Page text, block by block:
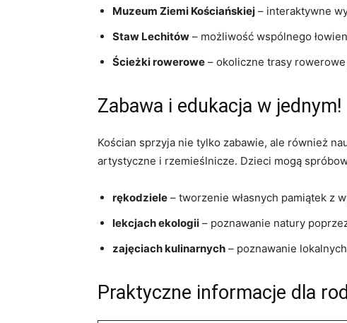
Muzeum Ziemi Kościańskiej – interaktywne
Staw Lechitów – możliwość wspólnego
Ścieżki rowerowe – okoliczne trasy
Zabawa i edukacja w jednym!
Kościan sprzyja nie tylko zabawie, ale również
artystyczne i rzemieślnicze. Dzieci mogą
rękodziele – tworzenie własnych pamiątek z
lekcjach ekologii – poznawanie natury
zajęciach kulinarnych – poznawanie
Praktyczne informacje dla